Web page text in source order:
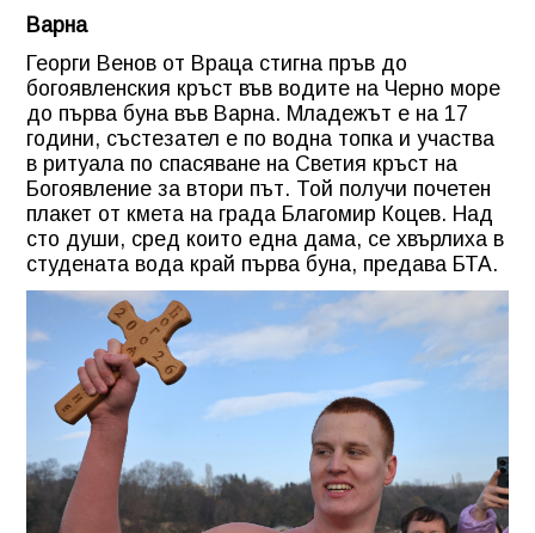
Варна
Георги Венов от Враца стигна пръв до
богоявленския кръст във водите на Черно море
до първа буна във Варна. Младежът е на 17
години, състезател е по водна топка и участва
в ритуала по спасяване на Светия кръст на
Богоявление за втори път. Той получи почетен
плакет от кмета на града Благомир Коцев. Над
сто души, сред които една дама, се хвърлиха в
студената вода край първа буна, предава БТА.